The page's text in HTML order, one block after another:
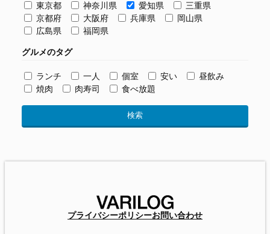
東京都
神奈川県 愛知県
三重県
京都府
大阪府 兵庫県
岡山県
広島県
福岡県
グルメのタグ
ランチ 一人 個室 安い
昼飲み
焼肉
肉寿司 食べ放題
プライバシーポリシーお問い合わせ